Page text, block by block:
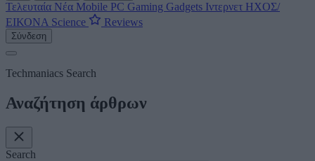
Τελευταία Νέα Mobile PC Gaming Gadgets Ιντερνετ ΗΧΟΣ/
ΕΙΚΟΝΑ Science Reviews
Σύνδεση
Techmaniacs Search
Αναζήτηση άρθρων
Search